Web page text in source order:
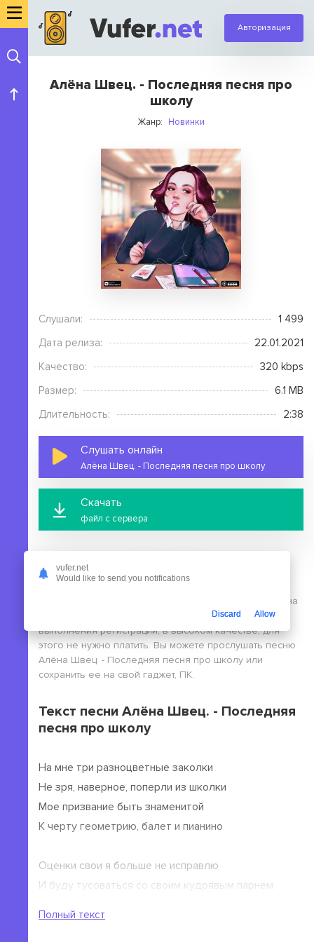
Авторизация
Алёна Швец. - Последняя песня про
школу
Жанр: Новинки
Слушали:
1 499
Дата релиза:
22.01.2021
Качество:
320 kbps
Размер:
6.1 MB
Длительность:
2:38
Слушать онлайн
Алёна Швец. - Последняя песня про школу
Скачать
файл с сервера
На этой странице вы можете скачать mp3 песню Алёна
Швец. - Последняя песня про школу бесплатно без
выполнения регистрации, в высоком качестве, для
этого не нужно платить. Вы можете прослушать песню
Алёна Швец. - Последняя песня про школу или
сохранить ее на свой гаджет, ПК.
Текст песни Алёна Швец. - Последняя
песня про школу
На мне три разноцветные заколки
Не зря, наверное, поперли из школки
Мое призвание быть знаменитой
К черту геометрию, балет и пианино
Оценки свои я больше не исправлю
И буду тусоваться со своим кудрявым парнем
Полный текст
vufer.net
Would like to send you notifications
Discard Allow